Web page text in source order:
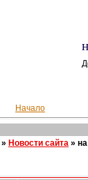
Начало
» Новости сайта »